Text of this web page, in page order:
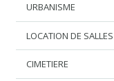
URBANISME
LOCATION DE SALLES
CIMETIERE